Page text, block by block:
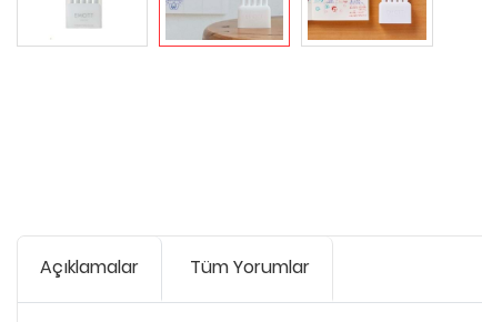
Açıklamalar Tüm Yorumlar